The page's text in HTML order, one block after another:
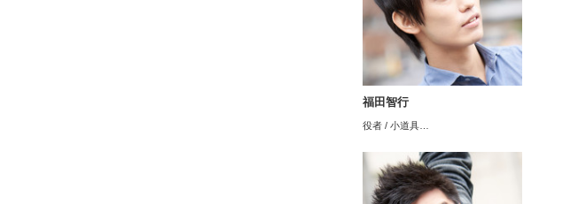
福田智行
役者 / 小道具…